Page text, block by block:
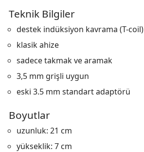
Teknik Bilgiler
destek indüksiyon kavrama (T-coil)
klasik ahize
sadece takmak ve aramak
3,5 mm grişli uygun
eski 3.5 mm standart adaptörü
Boyutlar
uzunluk: 21 cm
yükseklik: 7 cm